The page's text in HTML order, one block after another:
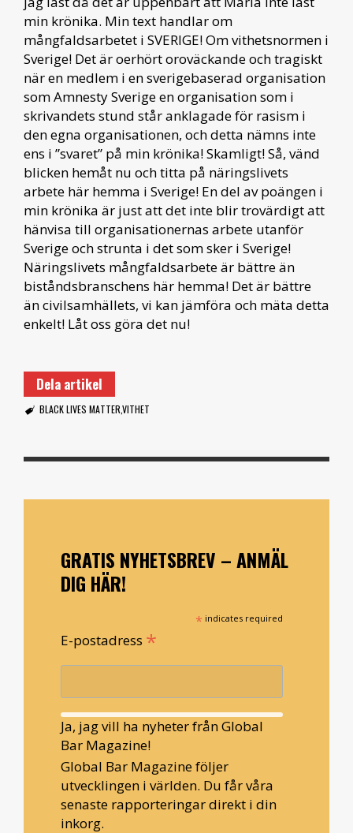
min krönika. Min text handlar om
mångfaldsarbetet i SVERIGE! Om vithetsnormen i
Sverige! Det är oerhört oroväckande och tragiskt
när en medlem i en sverigebaserad organisation
som Amnesty Sverige en organisation som i
skrivandets stund står anklagade för rasism i
den egna organisationen, och detta nämns inte
ens i ”svaret” på min krönika! Skamligt! Så, vänd
blicken hemåt nu och titta på näringslivets
arbete här hemma i Sverige! En del av poängen i
min krönika är just att det inte blir trovärdigt att
hänvisa till organisationernas arbete utanför
Sverige och strunta i det som sker i Sverige!
Näringslivets mångfaldsarbete är bättre än
biståndsbranschens här hemma! Det är bättre
än civilsamhällets, vi kan jämföra och mäta detta
enkelt! Låt oss göra det nu!
Dela artikel
BLACK LIVES MATTERVITHET
GRATIS NYHETSBREV – ANMÄL
DIG HÄR!
* indicates required
E-postadress *
Ja, jag vill ha nyheter från Global
Bar Magazine!
Global Bar Magazine följer
utvecklingen i världen. Du får våra
senaste rapporteringar direkt i din
inkorg.